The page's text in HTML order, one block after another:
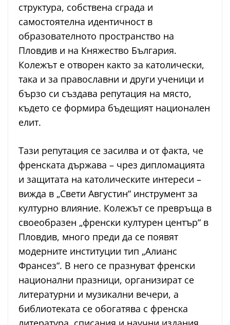
структура, собствена сграда и
самостоятелна идентичност в
образователното пространство на
Пловдив и на Княжество България.
Колежът е отворен както за католически,
така и за православни и други ученици и
бързо си създава репутация на място,
където се формира бъдещият национален
елит.
Тази репутация се засилва и от факта, че
френската държава – чрез дипломацията
и защитата на католическите интереси –
вижда в „Свети Августин“ инструмент за
културно влияние. Колежът се превръща в
своеобразен „френски културен център“ в
Пловдив, много преди да се появят
модерните институции тип „Алианс
Франсез“. В него се празнуват френски
национални празници, организират се
литературни и музикални вечери, а
библиотеката се обогатява с френска